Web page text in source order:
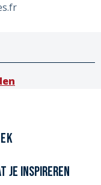
je inspireren